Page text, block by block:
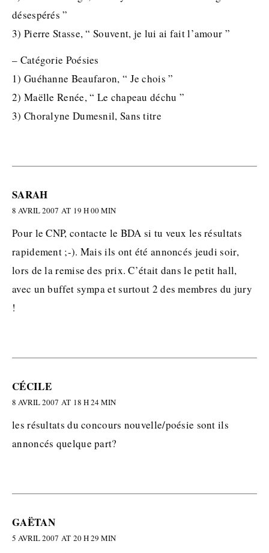
désespérés ”
3) Pierre Stasse, “ Souvent, je lui ai fait l’amour ”
– Catégorie Poésies
1) Guéhanne Beaufaron, “ Je chois ”
2) Maëlle Renée, “ Le chapeau déchu ”
3) Choralyne Dumesnil, Sans titre
SARAH
8 AVRIL 2007 AT 19 H 00 MIN
Pour le CNP, contacte le BDA si tu veux les résultats
rapidement ;-). Mais ils ont été annoncés jeudi soir,
lors de la remise des prix. C’était dans le petit hall,
avec un buffet sympa et surtout 2 des membres du jury
!
CÉCILE
8 AVRIL 2007 AT 18 H 24 MIN
les résultats du concours nouvelle/poésie sont ils
annoncés quelque part?
GAËTAN
5 AVRIL 2007 AT 20 H 29 MIN